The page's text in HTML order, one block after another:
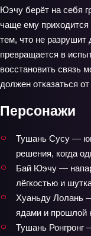
Юэчу берёт на себя
чаще ему
тем, что не разрушит
превращается в
восстановить связь
должен отказаться
Персонажи
Тушань Сусу —
решения, когда
Бай Юэчу —
лёгкостью и
Хуаньду Лолань
ядами и прошлой
Тушань Ронгронг